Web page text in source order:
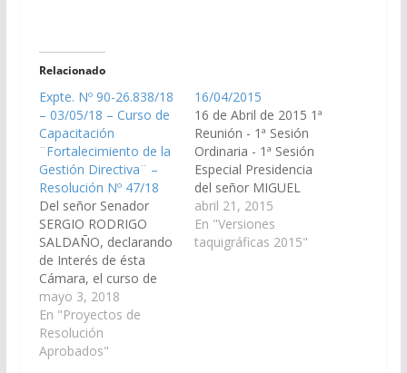
Relacionado
Expte. Nº 90-26.838/18
– 03/05/18 – Curso de
Capacitación
¨Fortalecimiento de la
Gestión Directiva¨ –
Resolución Nº 47/18
Del señor Senador
SERGIO RODRIGO
SALDAÑO, declarando
de Interés de ésta
Cámara, el curso de
capacitación
“Fortalecimiento de la
Gestión Directiva”, a
realizarse a partir del
mayo 3, 2018
En "Proyectos de
Resolución
Aprobados"
16/04/2015
16 de Abril de 2015 1ª
Reunión - 1ª Sesión
Ordinaria - 1ª Sesión
Especial Presidencia
del señor MIGUEL
ANDRÉS COSTAS
ZOTTOS Secretario
Legislativo: Dr. LUIS
abril 21, 2015
En "Versiones
taquigráficas 2015"